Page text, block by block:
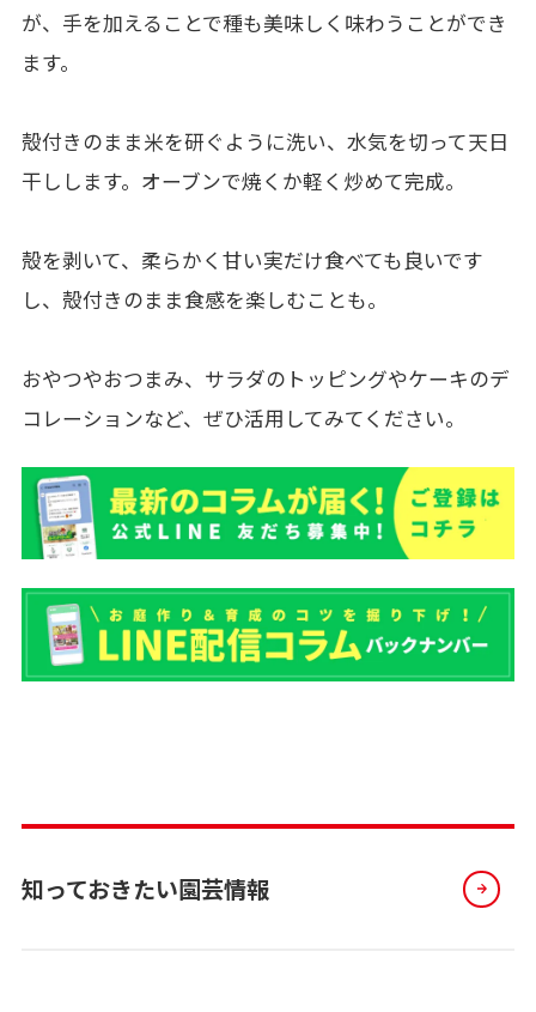
が、手を加えることで種も美味しく味わうことができ
ます。
殻付きのまま米を研ぐように洗い、水気を切って天日
干しします。オーブンで焼くか軽く炒めて完成。
殻を剥いて、 柔らかく甘い実だけ食べても良いです
し、殻付きのまま食感を楽しむことも。
おやつやおつまみ、サラダのトッピングやケーキのデ
コレーションなど、ぜひ活用してみてください。
知っておきたい園芸情報